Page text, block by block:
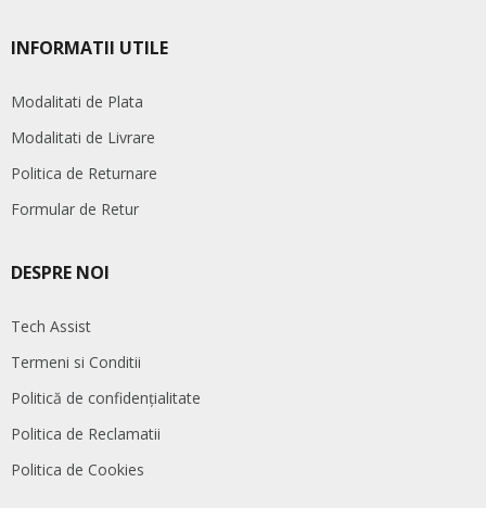
INFORMATII UTILE
Modalitati de Plata
Modalitati de Livrare
Politica de Returnare
Formular de Retur
DESPRE NOI
Tech Assist
Termeni si Conditii
Politică de confidențialitate
Politica de Reclamatii
Politica de Cookies